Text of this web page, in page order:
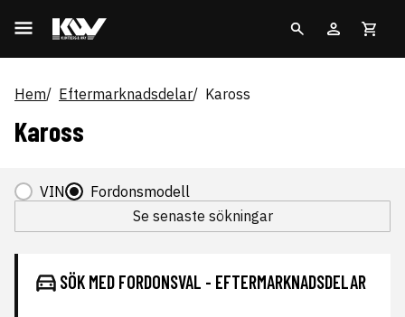
Hem Eftermarknadsdelar Kaross
Kaross
VIN
Fordonsmodell
Se senaste sökningar
SÖK MED FORDONSVAL - EFTERMARKNADSDELAR